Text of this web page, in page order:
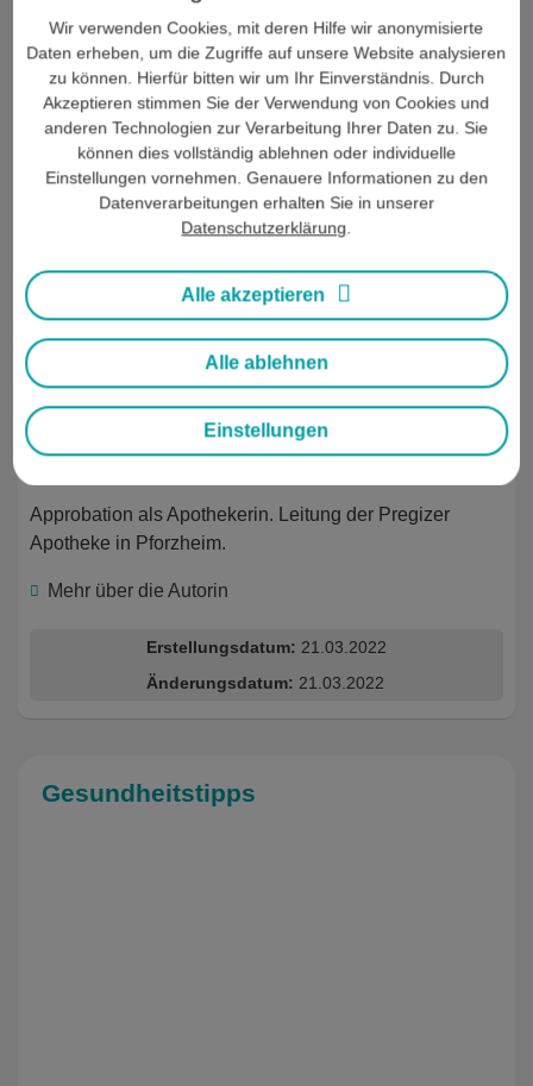
Wir verwenden Cookies, mit deren Hilfe wir anonymisierte
Daten erheben, um die Zugriffe auf unsere Website analysieren
zu können. Hierfür bitten wir um Ihr Einverständnis. Durch
Akzeptieren stimmen Sie der Verwendung von Cookies und
anderen Technologien zur Verarbeitung Ihrer Daten zu. Sie
können dies vollständig ablehnen oder individuelle
Einstellungen vornehmen. Genauere Informationen zu den
Datenverarbeitungen erhalten Sie in unserer
Datenschutzerklärung.
Alle akzeptieren
Alle ablehnen
Einstellungen
Über diese Seite:
Autorin
Stephanie Isensee
Approbation als Apothekerin. Leitung der Pregizer
Apotheke in Pforzheim.
Mehr über die Autorin
Erstellungsdatum: 21.03.2022
Änderungsdatum: 21.03.2022
Gesundheitstipps